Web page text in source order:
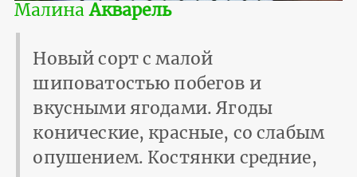
МалинаАкварель
Новый сорт с малой
шиповатостью побегов и
вкусными ягодами. Ягоды
конические, красные, со слабым
опушением. Костянки средние,